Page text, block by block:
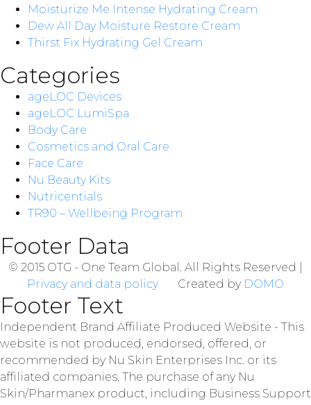
Moisturize Me Intense Hydrating Cream
Dew All Day Moisture Restore Cream
Thirst Fix Hydrating Gel Cream
Categories
ageLOC Devices
ageLOC LumiSpa
Body Care
Cosmetics and Oral Care
Face Care
Nu Beauty Kits
Nutricentials
TR90 – Wellbeing Program
Footer Data
© 2015 OTG - One Team Global. All Rights Reserved |
Privacy and data policy
Created by DOMO
Footer Text
Independent Brand Affiliate Produced Website - This
website is not produced, endorsed, offered, or
recommended by Nu Skin Enterprises Inc. or its
affiliated companies. The purchase of any Nu
Skin/Pharmanex product, including Business Support